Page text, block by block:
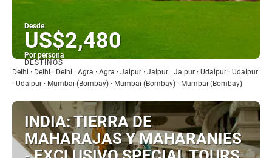
Desde
US$2,480
Por persona
Ver
DESTINOS
Delhi · Delhi · Delhi · Agra · Agra · Jaipur · Jaipur · Jaipur · Udaipur · Udaipur
· Udaipur · Mumbai (Bombay) · Mumbai (Bombay) · Mumbai (Bombay)
INDIA: TIERRA DE
MAHARAJAS Y MAHARANIES